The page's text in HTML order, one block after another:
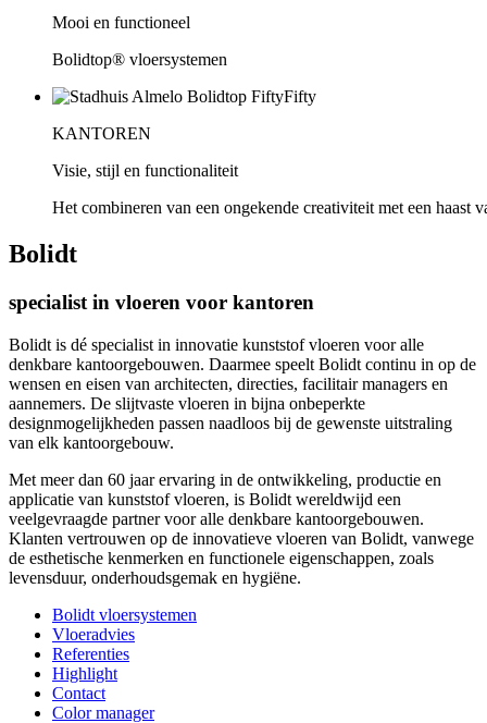
Mooi en functioneel
Bolidtop® vloersystemen
KANTOREN
Visie, stijl en functionaliteit
Het combineren van een ongekende creativiteit met een haast
Bolidt
specialist in vloeren voor kantoren
Bolidt is dé specialist in innovatie kunststof vloeren voor alle
denkbare kantoorgebouwen. Daarmee speelt Bolidt continu in op de
wensen en eisen van architecten, directies, facilitair managers en
aannemers. De slijtvaste vloeren in bijna onbeperkte
designmogelijkheden passen naadloos bij de gewenste uitstraling
van elk kantoorgebouw.
Met meer dan 60 jaar ervaring in de ontwikkeling, productie en
applicatie van kunststof vloeren, is Bolidt wereldwijd een
veelgevraagde partner voor alle denkbare kantoorgebouwen.
Klanten vertrouwen op de innovatieve vloeren van Bolidt, vanwege
de esthetische kenmerken en functionele eigenschappen, zoals
levensduur, onderhoudsgemak en hygiëne.
Bolidt vloersystemen
Vloeradvies
Referenties
Highlight
Contact
Color manager